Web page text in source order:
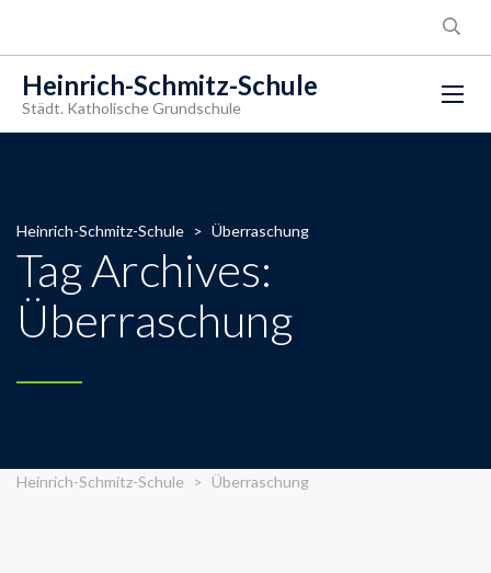
Heinrich-Schmitz-Schule
Städt. Katholische Grundschule
Heinrich-Schmitz-Schule > Überraschung
Tag Archives:
Überraschung
Heinrich-Schmitz-Schule > Überraschung